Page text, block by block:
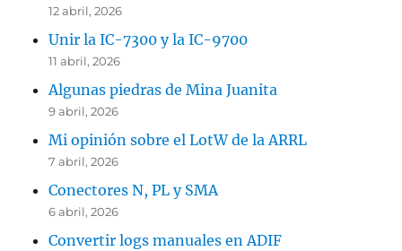
12 abril, 2026
Unir la IC-7300 y la IC-9700
11 abril, 2026
Algunas piedras de Mina Juanita
9 abril, 2026
Mi opinión sobre el LotW de la ARRL
7 abril, 2026
Conectores N, PL y SMA
6 abril, 2026
Convertir logs manuales en ADIF